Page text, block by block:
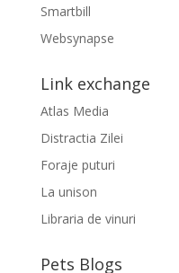
Smartbill
Websynapse
Link exchange
Atlas Media
Distractia Zilei
Foraje puturi
La unison
Libraria de vinuri
Pets Blogs